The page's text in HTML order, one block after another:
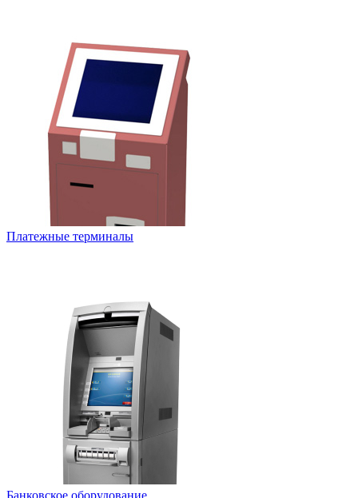
Платежные терминалы
Банковское оборудование